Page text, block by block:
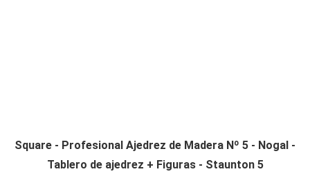
Square - Profesional Ajedrez de Madera Nº 5 - Nogal -
Tablero de ajedrez + Figuras - Staunton 5